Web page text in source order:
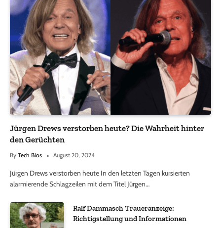
Jürgen Drews verstorben heute? Die Wahrheit hinter
den Gerüchten
By Tech Bios August 20, 2024
Jürgen Drews verstorben heute In den letzten Tagen kursierten
alarmierende Schlagzeilen mit dem Titel Jürgen…
Ralf Dammasch Traueranzeige:
Richtigstellung und Informationen